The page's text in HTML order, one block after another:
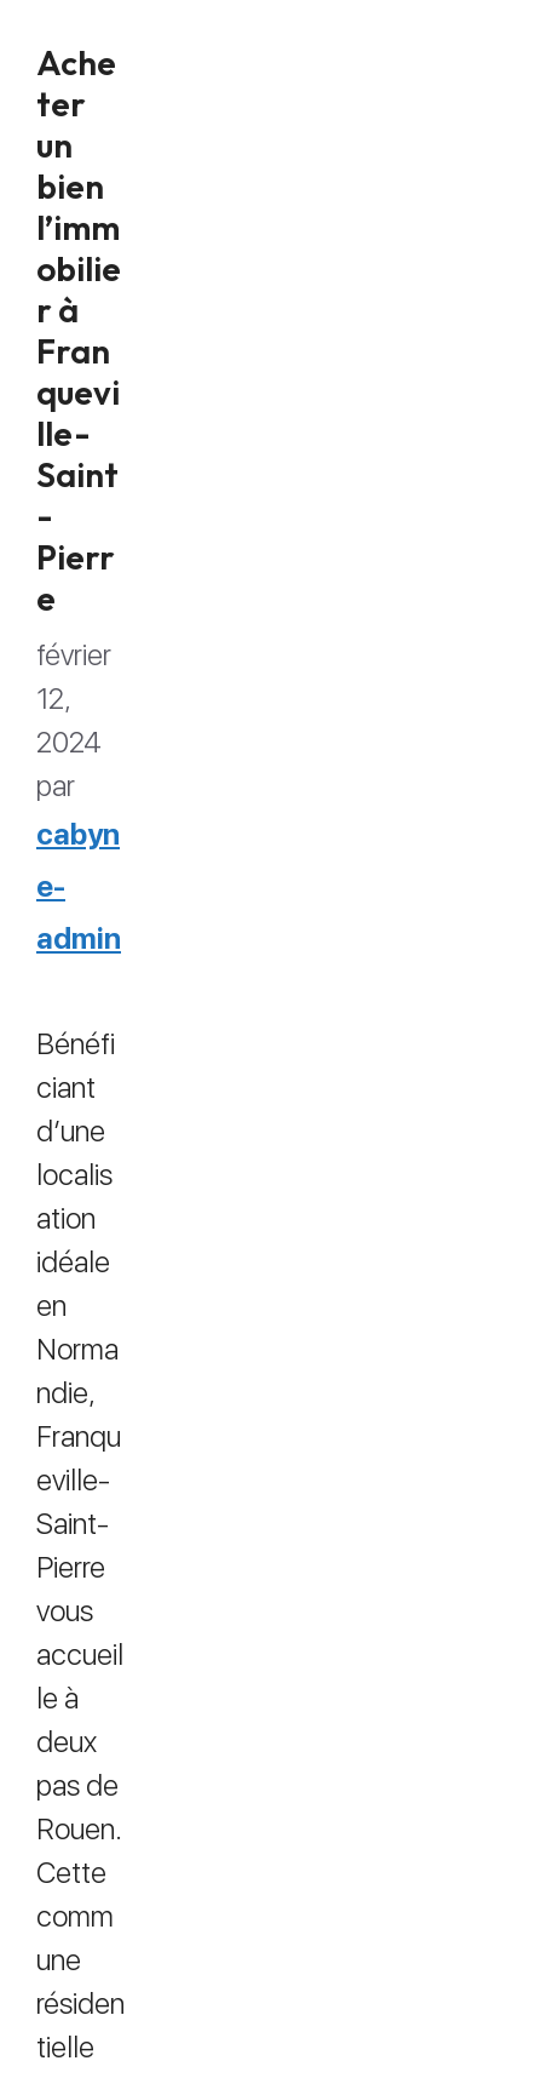
Ache
ter
un
bien
l’imm
obilie
r à
Fran
quevi
lle-
Saint
-
Pierr
e
février
12,
2024
par
cabyn
e-
admin
Bénéfi
ciant
d’une
localis
ation
idéale
en
Norma
ndie,
Franqu
eville-
Saint-
Pierre
vous
accueil
le à
deux
pas de
Rouen.
Cette
comm
une
résiden
tielle